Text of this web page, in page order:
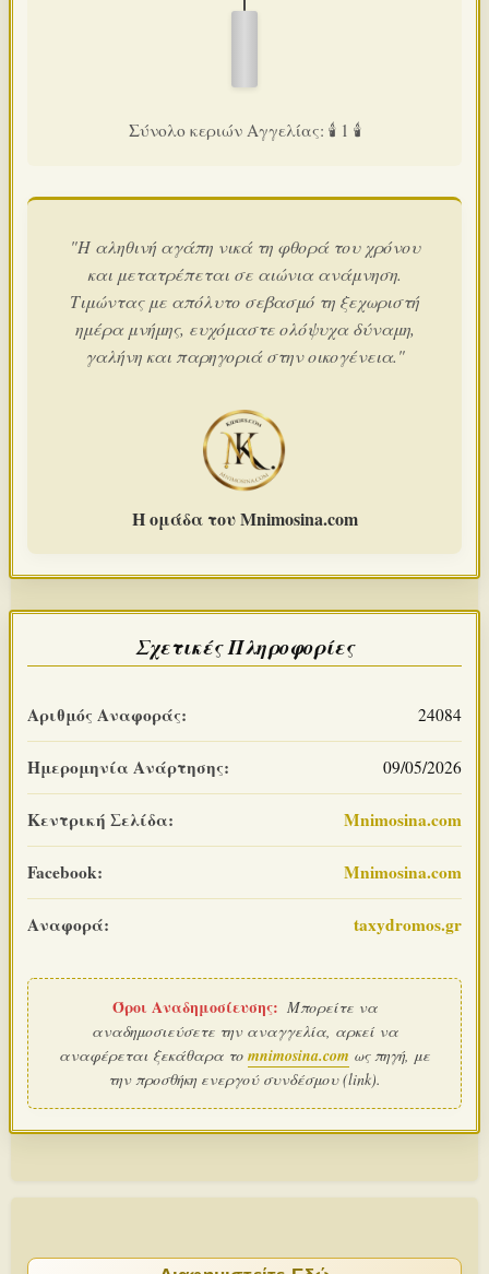
Σύνολο κεριών Αγγελίας: 🕯️ 1 🕯️
"Η αληθινή αγάπη νικά τη φθορά του χρόνου
και μετατρέπεται σε αιώνια ανάμνηση.
Τιμώντας με απόλυτο σεβασμό τη ξεχωριστή
ημέρα μνήμης, ευχόμαστε ολόψυχα δύναμη,
γαλήνη και παρηγοριά στην οικογένεια."
Η ομάδα του Mnimosina.com
Σχετικές Πληροφορίες
Αριθμός Αναφοράς: 24084
Ημερομηνία Ανάρτησης: 09/05/2026
Κεντρική Σελίδα: Mnimosina.com
Facebook: Mnimosina.com
Αναφορά: taxydromos.gr
Όροι Αναδημοσίευσης: Μπορείτε να
αναδημοσιεύσετε την αναγγελία, αρκεί να
αναφέρεται ξεκάθαρα το mnimosina.com ως πηγή, με
την προσθήκη ενεργού συνδέσμου (link).